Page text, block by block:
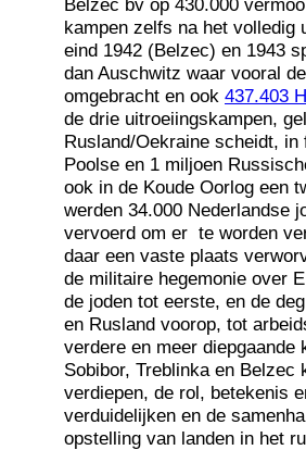
kampen zelfs na het volledig
eind 1942 (Belzec) en 1943
dan Auschwitz waar vooral
omgebracht en ook 437.403
de drie uitroeiingskampen,
Rusland/Oekraine scheidt,
Poolse en 1 miljoen
ook in de Koude Oorlog een
werden 34.000 Nederlandse
vervoerd om er te worden
daar een vaste plaats
de militaire hegemonie over
de joden tot eerste, en de
en Rusland voorop, tot
verdere en meer
Sobibor, Treblinka en
verdiepen, de rol, betekenis
verduidelijken en de
opstelling van landen in het